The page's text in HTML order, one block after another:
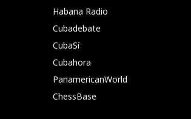
Habana Radio
Cubadebate
CubaSí
Cubahora
PanamericanWorld
ChessBase